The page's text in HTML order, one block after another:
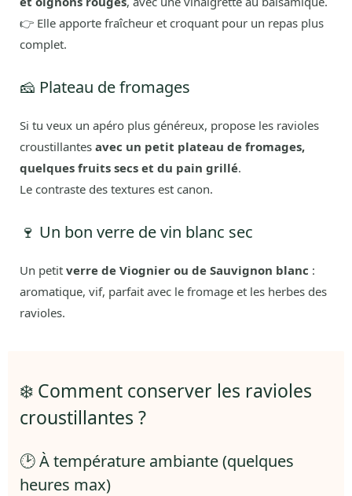
👉 Elle apporte fraîcheur et croquant pour un repas plus
complet.
🧀 Plateau de fromages
Si tu veux un apéro plus généreux, propose les ravioles
croustillantes avec un petit plateau de fromages,
quelques fruits secs et du pain grillé.
Le contraste des textures est canon.
🍷 Un bon verre de vin blanc sec
Un petit verre de Viognier ou de Sauvignon blanc :
aromatique, vif, parfait avec le fromage et les herbes des
ravioles.
❄️ Comment conserver les ravioles
croustillantes ?
🕑 À température ambiante (quelques
heures max)